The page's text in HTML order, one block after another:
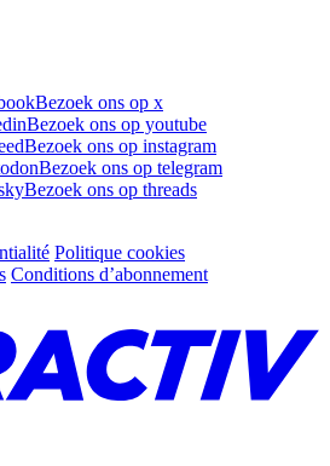
Bezoek ons op x
Bezoek ons op youtube
Bezoek ons op instagram
Bezoek ons op telegram
Bezoek ons op threads
Politique cookies
Conditions d’abonnement